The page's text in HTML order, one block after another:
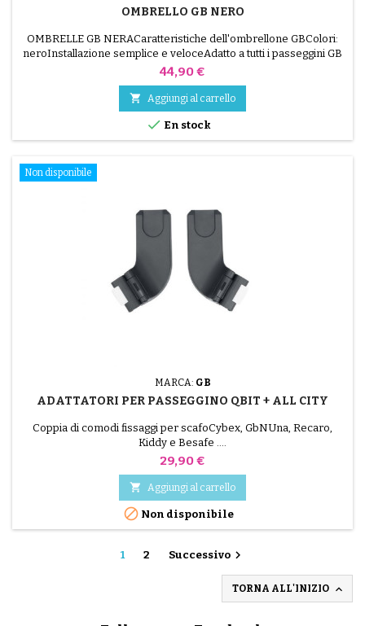
OMBRELLO GB NERO
OMBRELLE GB NERACaratteristiche dell'ombrellone GBColori:
neroInstallazione semplice e veloceAdatto a tutti i passeggini GB
tranne Pockit (passeggini venduti separatamente)
Prezzo
44,90 €
 Aggiungi al carrello
 En stock
Non disponibile
MARCA: GB
ADATTATORI PER PASSEGGINO QBIT + ALL CITY
Coppia di comodi fissaggi per scafoCybex, GbNUna, Recaro,
Kiddy e Besafe ....
Prezzo
29,90 €
 Aggiungi al carrello
 Non disponibile
1 2 Successivo
TORNA ALL'INIZIO 